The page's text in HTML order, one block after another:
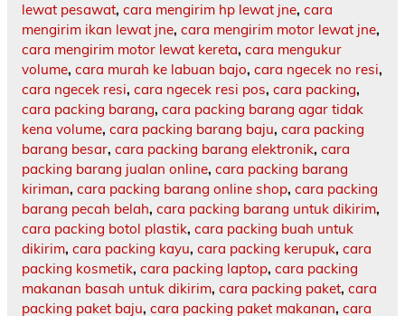
lewat pesawat, cara mengirim hp lewat jne, cara
mengirim ikan lewat jne, cara mengirim motor lewat jne,
cara mengirim motor lewat kereta, cara mengukur
volume, cara murah ke labuan bajo, cara ngecek no resi,
cara ngecek resi, cara ngecek resi pos, cara packing,
cara packing barang, cara packing barang agar tidak
kena volume, cara packing barang baju, cara packing
barang besar, cara packing barang elektronik, cara
packing barang jualan online, cara packing barang
kiriman, cara packing barang online shop, cara packing
barang pecah belah, cara packing barang untuk dikirim,
cara packing botol plastik, cara packing buah untuk
dikirim, cara packing kayu, cara packing kerupuk, cara
packing kosmetik, cara packing laptop, cara packing
makanan basah untuk dikirim, cara packing paket, cara
packing paket baju, cara packing paket makanan, cara